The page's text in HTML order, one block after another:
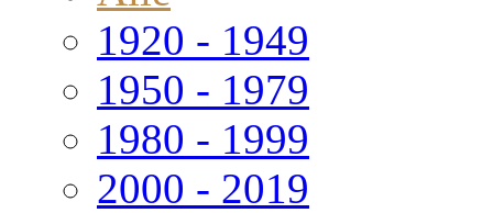
1920 - 1949
1950 - 1979
1980 - 1999
2000 - 2019